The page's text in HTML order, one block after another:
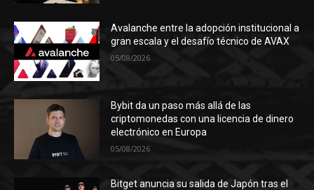
Avalanche entre la adopción institucional a
gran escala y el desafío técnico de AVAX
05/08/2026
Bybit da un paso más allá de las
criptomonedas con una licencia de dinero
electrónico en Europa
05/08/2026
Bitget anuncia su salida de Japón tras el